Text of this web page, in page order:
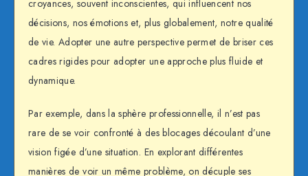
croyances, souvent inconscientes, qui influencent nos
décisions, nos émotions et, plus globalement, notre qualité
de vie. Adopter une autre perspective permet de briser ces
cadres rigides pour adopter une approche plus fluide et
dynamique.
Par exemple, dans la sphère professionnelle, il n’est pas
rare de se voir confronté à des blocages découlant d’une
vision figée d’une situation. En explorant différentes
manières de voir un même problème, on décuple ses